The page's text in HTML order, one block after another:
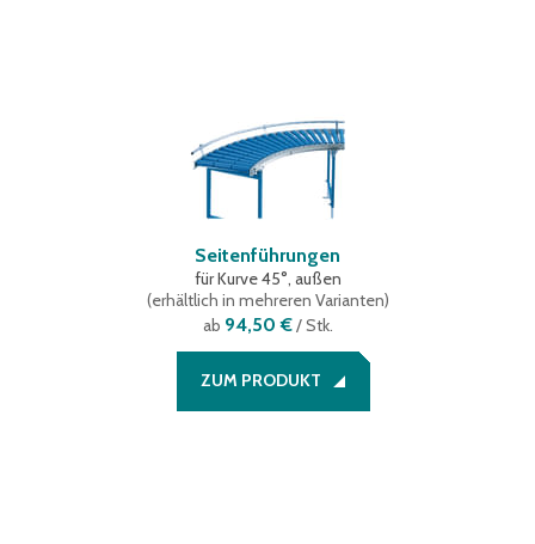
Seitenführungen
für Kurve 45°, außen
(erhältlich in mehreren Varianten)
ab 94,50 €/ Stk.
ZUM PRODUKT